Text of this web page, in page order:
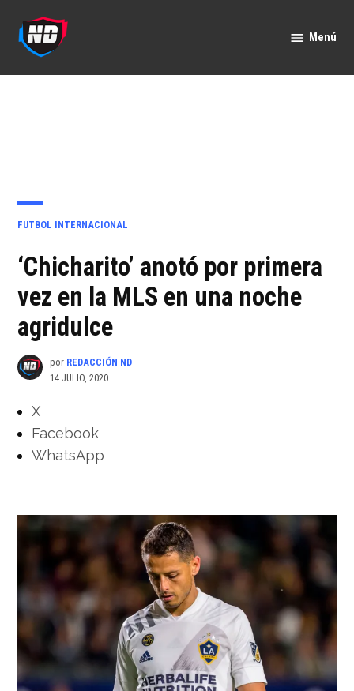
contenido
Menú
PUBLICADO
FUTBOL INTERNACIONAL
‘Chicharito’ anotó por primera
vez en la MLS en una noche
agridulce
por REDACCIÓN ND
14 JULIO, 2020
X
Facebook
WhatsApp